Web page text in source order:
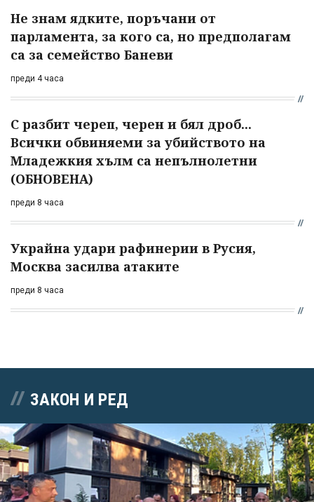
Не знам ядките, поръчани от
парламента, за кого са, но предполагам
са за семейство Баневи
преди 4 часа
С разбит череп, черен и бял дроб...
Всички обвиняеми за убийството на
Младежкия хълм са непълнолетни
(ОБНОВЕНА)
преди 8 часа
Украйна удари рафинерии в Русия,
Москва засилва атаките
преди 8 часа
ЗАКОН И РЕД